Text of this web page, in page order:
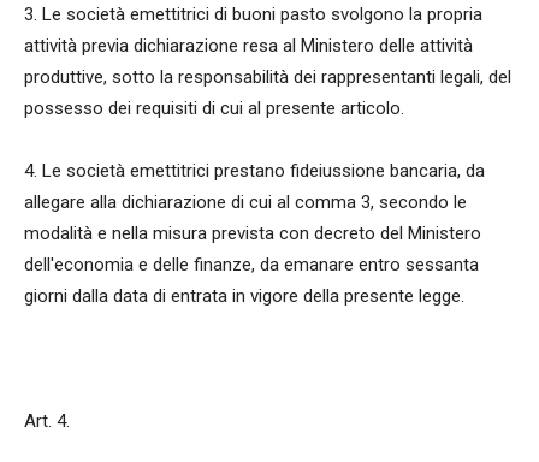
3. Le società emettitrici di buoni pasto svolgono la propria
attività previa dichiarazione resa al Ministero delle attività
produttive, sotto la responsabilità dei rappresentanti legali, del
possesso dei requisiti di cui al presente articolo.
4. Le società emettitrici prestano fideiussione bancaria, da
allegare alla dichiarazione di cui al comma 3, secondo le
modalità e nella misura prevista con decreto del Ministero
dell'economia e delle finanze, da emanare entro sessanta
giorni dalla data di entrata in vigore della presente legge.
Art. 4.